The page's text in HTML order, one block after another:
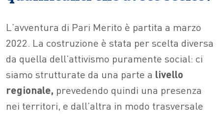
L’avventura di Pari Merito è partita a marzo
2022. La costruzione è stata per scelta diversa
da quella dell’attivismo puramente social: ci
siamo strutturate da una parte a livello
regionale, prevedendo quindi una presenza
nei territori, e dall’altra in modo trasversale